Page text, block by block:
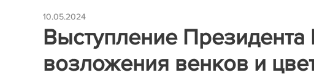
10.05.2024
Выступление
возложения венков и